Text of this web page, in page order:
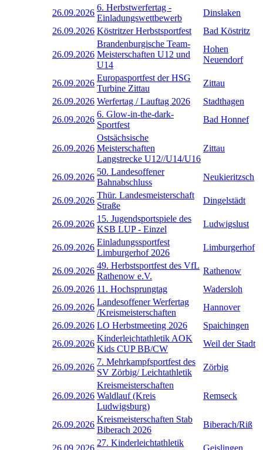
26.09.2026
6. Herbstwerfertag -
Einladungswettbewerb
Dinslaken
26.09.2026 Köstritzer Herbstsportfest Bad Köstritz
26.09.2026
Brandenburgische Team-
Meisterschaften U12 und
U14
Hohen
Neuendorf
26.09.2026
Europasportfest der HSG
Turbine Zittau
Zittau
26.09.2026 Werfertag / Lauftag 2026
Stadthagen
26.09.2026
6. Glow-in-the-dark-
Sportfest
Bad Honnef
26.09.2026
Ostsächsische
Meisterschaften
Langstrecke U12//U14/U16
Zittau
26.09.2026
50. Landesoffener
Bahnabschluss
Neukieritzsch
26.09.2026
Thür. Landesmeisterschaft
Straße
Dingelstädt
26.09.2026
15. Jugendsportspiele des
KSB LUP - Einzel
Ludwigslust
26.09.2026
Einladungssportfest
Limburgerhof 2026
Limburgerhof
26.09.2026
49. Herbstsportfest des VfL
Rathenow e.V.
Rathenow
26.09.2026 11. Hochsprungtag
Wadersloh
26.09.2026
Landesoffener Werfertag
/Kreismeisterschaften
Hannover
26.09.2026 LO Herbstmeeting 2026
Spaichingen
26.09.2026
Kinderleichtathletik AOK
Kids CUP BB/CW
Weil der Stadt
26.09.2026
7. Mehrkampfsportfest des
SV Zörbig/ Leichtathletik
Zörbig
26.09.2026
Kreismeisterschaften
Waldlauf (Kreis
Ludwigsburg)
Remseck
26.09.2026
Kreismeisterschaften Stab
Biberach 2026
Biberach/Riß
26.09.2026
27. Kinderleichtathletik
Geislingen